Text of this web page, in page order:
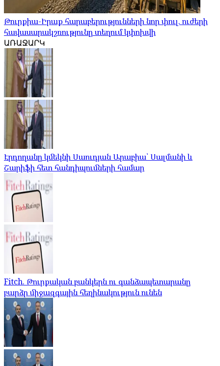
Թուրքիա-Իրաք հարաբերությունների նոր փուլ. ուժերի
հավասարակշռությունը տեղում կփոխվի
ԱՌԱՋԱՐԿ
Էրդողանը կմեկնի Սաուդյան Արաբիա՝ Սալմանի և
Շարիֆի հետ հանդիպումների համար
Fitch. Թուրքական բանկերն ու գանձապետարանը
բարձր միջազգային հեղինակություն ունեն